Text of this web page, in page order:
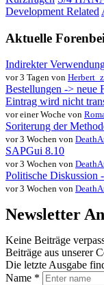
Development Related
Aktuelle
Indirekter
vor 3 Tagen von
Bestellungen -> neue
Eintrag wird nicht
vor einer Woche von
Soriterung der
vor 3 Wochen von
SAPGui 8.10
vor 3 Wochen von
Politische Diskussion
vor 3 Wochen von
Newsletter
Keine Beiträge
Beiträge aus unserer
Die letzte Ausgabe
Name *